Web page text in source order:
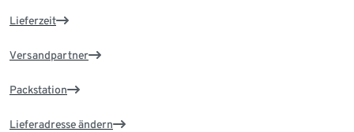
Lieferzeit
Versandpartner
Packstation
Lieferadresse ändern